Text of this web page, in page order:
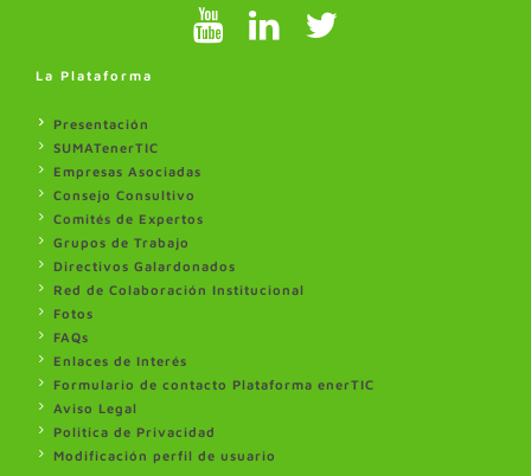
La Plataforma
Presentación
SUMATenerTIC
Empresas Asociadas
Consejo Consultivo
Comités de Expertos
Grupos de Trabajo
Directivos Galardonados
Red de Colaboración Institucional
Fotos
FAQs
Enlaces de Interés
Formulario de contacto Plataforma enerTIC
Aviso Legal
Politica de Privacidad
Modificación perfil de usuario